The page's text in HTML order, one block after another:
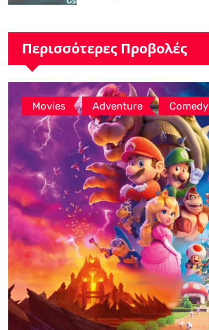
Περισσότερες Προβολές
Movies , Adventure , Comedy